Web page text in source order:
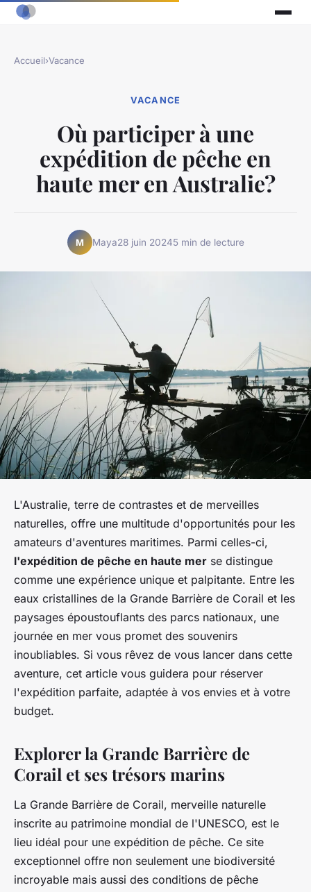
Accueil›Vacance
VACANCE
Où participer à une
expédition de pêche en
haute mer en Australie?
M Maya28 juin 20245 min de lecture
L'Australie, terre de contrastes et de merveilles
naturelles, offre une multitude d'opportunités pour les
amateurs d'aventures maritimes. Parmi celles-ci,
l'expédition de pêche en haute mer se distingue
comme une expérience unique et palpitante. Entre les
eaux cristallines de la Grande Barrière de Corail et les
paysages époustouflants des parcs nationaux, une
journée en mer vous promet des souvenirs
inoubliables. Si vous rêvez de vous lancer dans cette
aventure, cet article vous guidera pour réserver
l'expédition parfaite, adaptée à vos envies et à votre
budget.
Explorer la Grande Barrière de
Corail et ses trésors marins
La Grande Barrière de Corail, merveille naturelle
inscrite au patrimoine mondial de l'UNESCO, est le
lieu idéal pour une expédition de pêche. Ce site
exceptionnel offre non seulement une biodiversité
incroyable mais aussi des conditions de pêche